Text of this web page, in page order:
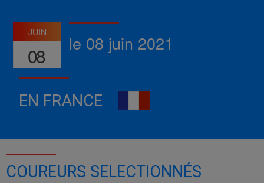
JUIN
08
le 08 juin 2021
EN FRANCE
COUREURS SELECTIONNÉS